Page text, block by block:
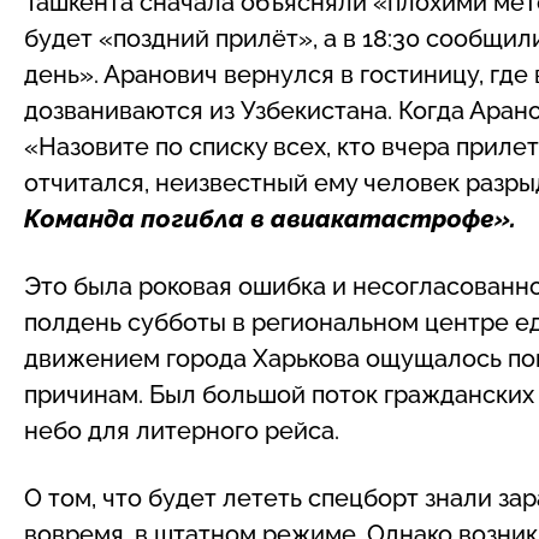
будет «поздний прилёт», а в 18:30
день». Аранович вернулся в гостиницу,
дозваниваются из Узбекистана. Когда
«Назовите по списку всех, кто вчера
отчитался, неизвестный ему человек
Команда погибла в авиакатастрофе».
Это была роковая ошибка и
полдень субботы в региональном центре
движением города Харькова ощущалось
причинам. Был большой поток
небо для литерного рейса.
О том, что будет лететь спецборт знали